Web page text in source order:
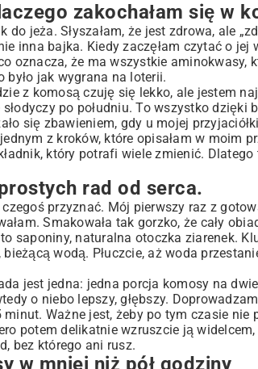
sercu
zakochałam się w
jeża. Słyszałam, że jest zdrowa, ale
inna bajka. Kiedy zaczęłam czytać o jej
oznacza, że ma wszystkie aminokwasy,
jak wygrana na loterii.
z komosą czuję się lekko, ale jestem
po południu. To wszystko dzięki
się zbawieniem, gdy u mojej
z kroków, które opisałam w moim
który potrafi wiele zmienić.
rad od serca.
przyznać. Mój pierwszy raz z
Smakowała tak gorzko, że cały
saponiny, naturalna otoczka ziarenek.
wodą. Płuczcie, aż woda
jest jedna: jedna porcja komosy na
o niebo lepszy, głębszy.
Ważne jest, żeby po tym czasie
potem delikatnie wzruszcie ją
bez którego ani rusz.
w mniej niż pół godziny